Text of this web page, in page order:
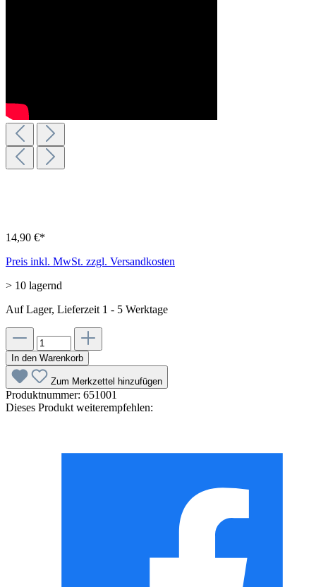
14,90 €*
Preis inkl. MwSt. zzgl. Versandkosten
> 10 lagernd
Auf Lager, Lieferzeit 1 - 5 Werktage
In den Warenkorb
Zum Merkzettel hinzufügen
Produktnummer: 651001
Dieses Produkt weiterempfehlen: